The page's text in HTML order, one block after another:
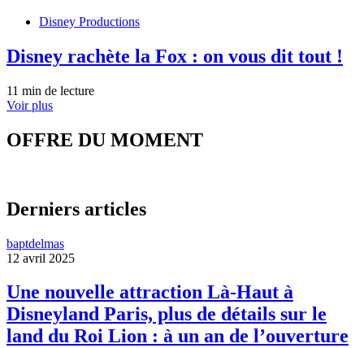
Disney Productions
Disney rachète la Fox : on vous dit tout !
11 min de lecture
Voir plus
OFFRE DU MOMENT
Derniers articles
baptdelmas
12 avril 2025
Une nouvelle attraction Là-Haut à
Disneyland Paris, plus de détails sur le
land du Roi Lion : à un an de l’ouverture